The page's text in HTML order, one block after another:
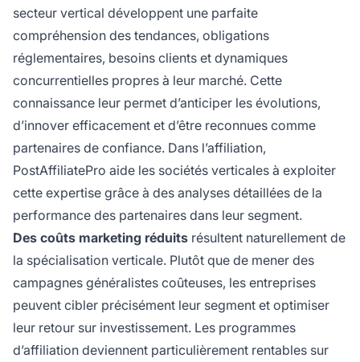
secteur vertical développent une parfaite
compréhension des tendances, obligations
réglementaires, besoins clients et dynamiques
concurrentielles propres à leur marché. Cette
connaissance leur permet d’anticiper les évolutions,
d’innover efficacement et d’être reconnues comme
partenaires de confiance. Dans l’affiliation,
PostAffiliatePro aide les sociétés verticales à exploiter
cette expertise grâce à des analyses détaillées de la
performance des partenaires dans leur segment.
Des coûts marketing réduits résultent naturellement de
la spécialisation verticale. Plutôt que de mener des
campagnes généralistes coûteuses, les entreprises
peuvent cibler précisément leur segment et optimiser
leur retour sur investissement. Les programmes
d’affiliation deviennent particulièrement rentables sur